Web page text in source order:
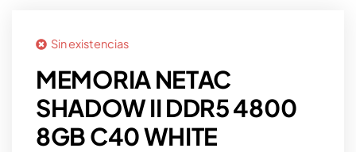
Sin existencias
MEMORIA NETAC
SHADOW II DDR5 4800
8GB C40 WHITE